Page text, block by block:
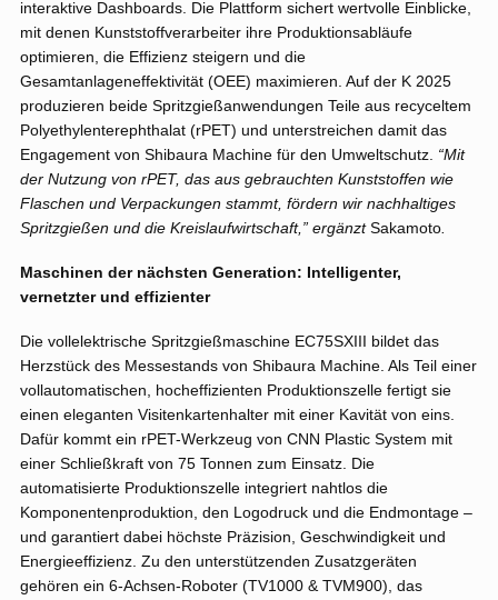
interaktive Dashboards. Die Plattform sichert wertvolle Einblicke,
mit denen Kunststoffverarbeiter ihre Produktionsabläufe
optimieren, die Effizienz steigern und die
Gesamtanlageneffektivität (OEE) maximieren. Auf der K 2025
produzieren beide Spritzgießanwendungen Teile aus recyceltem
Polyethylenterephthalat (rPET) und unterstreichen damit das
Engagement von Shibaura Machine für den Umweltschutz. “Mit
der Nutzung von rPET, das aus gebrauchten Kunststoffen wie
Flaschen und Verpackungen stammt, fördern wir nachhaltiges
Spritzgießen und die Kreislaufwirtschaft,” ergänztSakamoto
Maschinen der nächsten Generation: Intelligenter,
vernetzter und effizienter
Die vollelektrische Spritzgießmaschine EC75SXIII bildet das
Herzstück des Messestands von Shibaura Machine. Als Teil einer
vollautomatischen, hocheffizienten Produktionszelle fertigt sie
einen eleganten Visitenkartenhalter mit einer Kavität von eins.
Dafür kommt ein rPET-Werkzeug von CNN Plastic System mit
einer Schließkraft von 75 Tonnen zum Einsatz. Die
automatisierte Produktionszelle integriert nahtlos die
Komponentenproduktion, den Logodruck und die Endmontage –
und garantiert dabei höchste Präzision, Geschwindigkeit und
Energieeffizienz. Zu den unterstützenden Zusatzgeräten
gehören ein 6-Achsen-Roboter (TV1000 & TVM900), das